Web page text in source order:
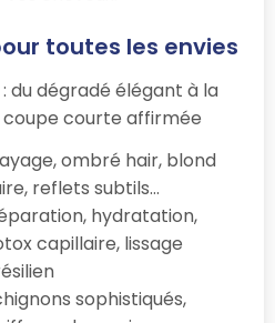
toutes les envies
: du dégradé élégant à la
coupe courte affirmée
ombré hair, blond
reflets subtils…
hydratation,
capillaire, lissage
sophistiqués,